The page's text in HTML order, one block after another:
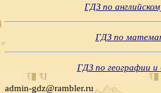
ГДЗ по
ГДЗ по
ГДЗ по географии и
admin-gdz@rambler.ru